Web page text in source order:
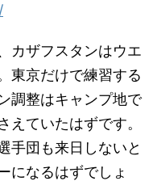
カザフスタンはウエ
東京だけで練習する
調整はキャンプ地で
えていたはずです。
手団も来日しないと
になるはずでしょ